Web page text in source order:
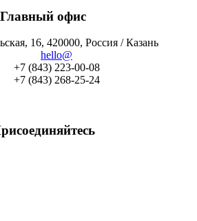
Главный офис
16, 420000, Россия / Казань
hello@
+7 (843) 223-00-08
+7 (843) 268-25-24